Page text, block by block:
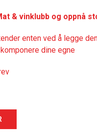
& vinklubb og oppnå
enten ved å legge
dine egne